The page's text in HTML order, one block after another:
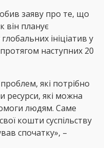
заяву про те, що
він планує
ініціатив у
наступних 20
які потрібно
ресурси, які можна
людям. Саме
кошти суспільству
спочатку», –